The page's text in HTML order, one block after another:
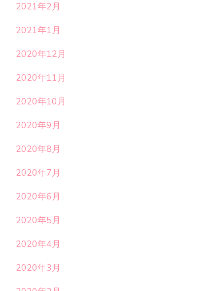
2021年2月
2021年1月
2020年12月
2020年11月
2020年10月
2020年9月
2020年8月
2020年7月
2020年6月
2020年5月
2020年4月
2020年3月